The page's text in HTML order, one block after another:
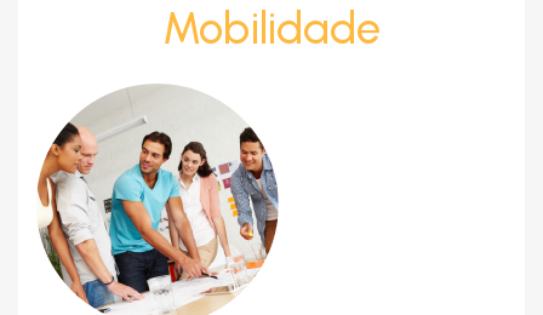
Mobilidade